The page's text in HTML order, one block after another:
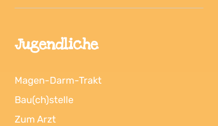
Jugendliche
Magen-Darm-Trakt
Bau(ch)stelle
Zum Arzt